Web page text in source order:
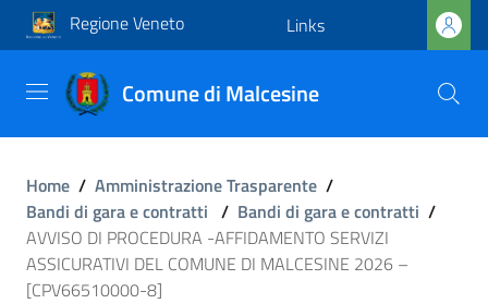
Regione Veneto Links
Comune di Malcesine
Home / Amministrazione Trasparente /
Bandi di gara e contratti / Bandi di gara e contratti /
AVVISO DI PROCEDURA -AFFIDAMENTO SERVIZI
ASSICURATIVI DEL COMUNE DI MALCESINE 2026 –
[CPV66510000-8]